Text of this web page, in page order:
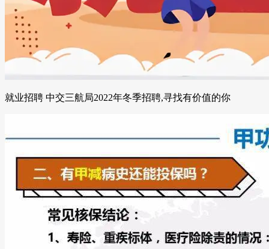
就业招聘 中交三航局2022年冬季招聘,寻找有价值的你